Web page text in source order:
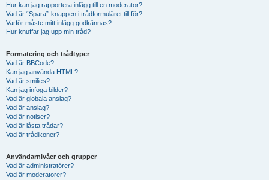
Hur kan jag rapportera inlägg till en moderator?
Vad är “Spara”-knappen i trådformuläret till för?
Varför måste mitt inlägg godkännas?
Hur knuffar jag upp min tråd?
Formatering och trådtyper
Vad är BBCode?
Kan jag använda HTML?
Vad är smilies?
Kan jag infoga bilder?
Vad är globala anslag?
Vad är anslag?
Vad är notiser?
Vad är låsta trådar?
Vad är trådikoner?
Användarnivåer och grupper
Vad är administratörer?
Vad är moderatorer?